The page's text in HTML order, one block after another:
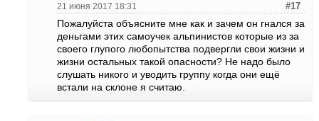
21 июня 2017 18:31 #17
Пожалуйста объясните мне как и зачем он гнался за
деньгами этих самоучек альпинистов которые из за
своего глупого любопытства подвергли свои жизни и
жизни остальных такой опасности? Не надо было
слушать никого и уводить группу когда они ещё
встали на склоне я считаю.